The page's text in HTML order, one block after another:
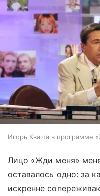
Игорь Кваша в программе
Лицо «Жди меня»
оставалось одно: за
искренне